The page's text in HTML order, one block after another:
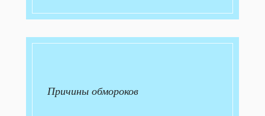
Причины обмороков